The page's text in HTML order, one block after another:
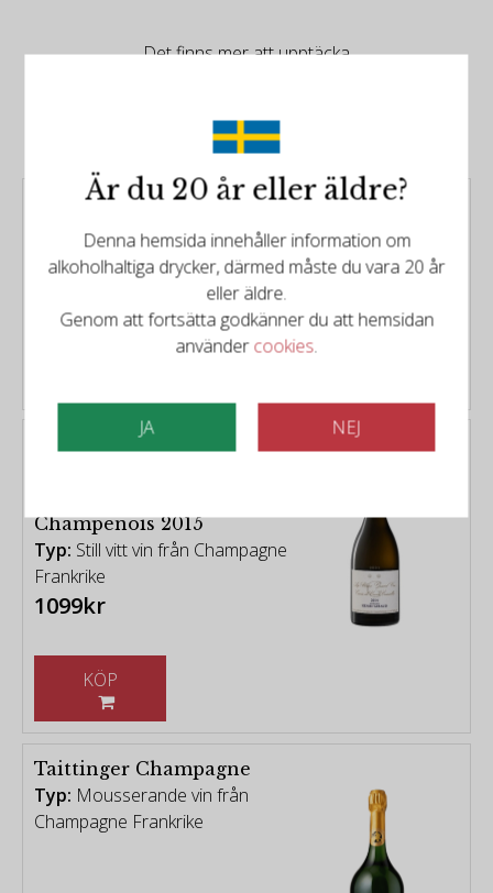
Det finns mer att upptäcka
Francois Secondé Sillery
Grand Cru 2015
Typ:
Mousserande vin från
Champagne Frankrike
Henri Giraud - Aÿ Grand
Champenois 2015
Typ: Still vitt vin från Champagne
Frankrike
1099kr
Taittinger Champagne
Typ: Mousserande vin från
Champagne Frankrike
Är du 20 år eller äldre?
Denna hemsida innehåller information om
alkoholhaltiga drycker, därmed måste du vara 20 år
eller äldre.
Genom att fortsätta godkänner du att hemsidan
användercookies.
JA NEJ